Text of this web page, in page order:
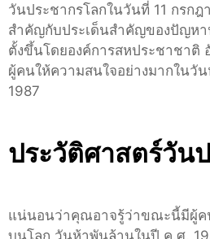
วันประชากรโลกในวันที่ 11 กรก
สำคัญกับประเด็นสำคัญของปัญหา
ตั้งขึ้นโดยองค์การสหประชาชาติ
ผู้คนให้ความสนใจอย่างมากในวั
1987
ประวัติศาสตร์วัน
แน่นอนว่าคุณอาจรู้ว่าขณะนี้มีผู้ค
บนโลก วันห้าพันล้านในปี ค.ศ.